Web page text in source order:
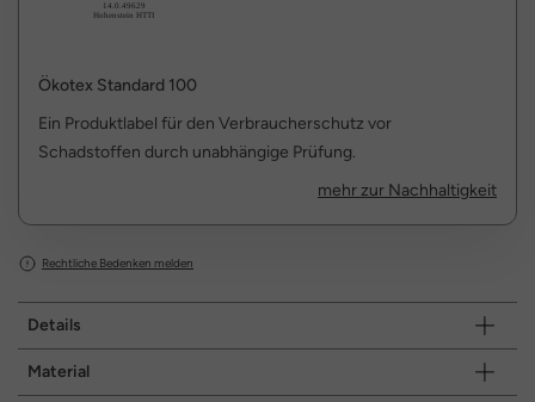
Ökotex Standard 100
Ein Produktlabel für den Verbraucherschutz vor
Schadstoffen durch unabhängige Prüfung.
mehr zur Nachhaltigkeit
Rechtliche Bedenken melden
Details
Material